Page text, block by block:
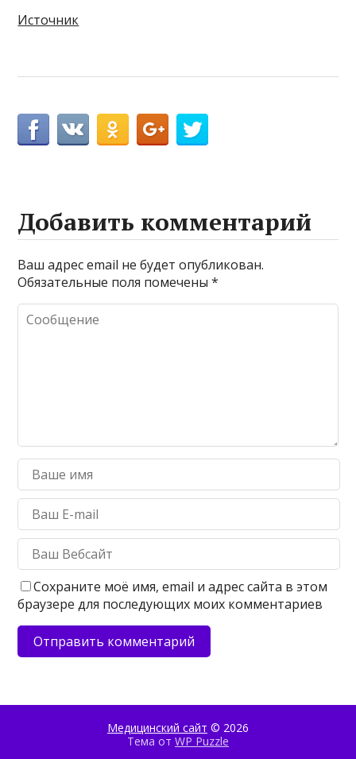
Источник
Добавить комментарий
Ваш адрес email не будет опубликован.
Обязательные поля помечены*
Сохраните моё имя, email и адрес сайта в этом
браузере для последующих моих комментариев
Медицинский сайт © 2026
Тема от WP Puzzle